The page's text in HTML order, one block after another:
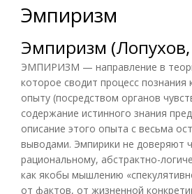
Эмпиризм
Эмпиризм (Лопухов,
ЭМПИРИЗМ — направление в
которое сводит процесс познания
опыту (посредством органов
содержание истинного знания
описание этого опыта с весьма
выводами. Эмпирики не доверяют
рациональному, абстрактно-
как якобы мышлению
от фактов, от жизненной